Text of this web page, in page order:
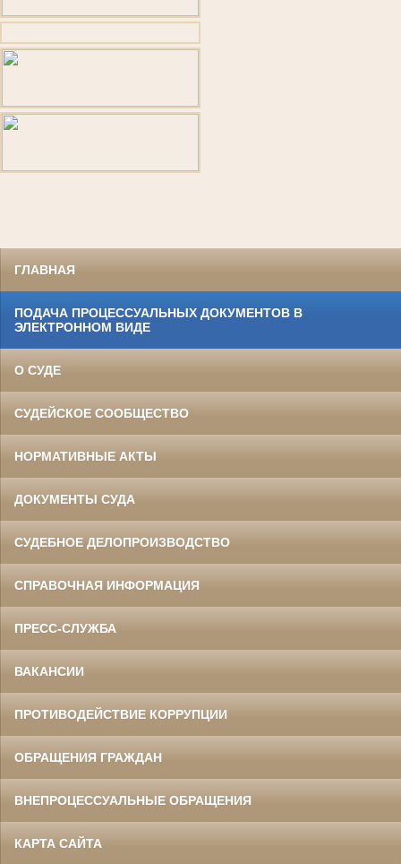
ГЛАВНАЯ
ПОДАЧА ПРОЦЕССУАЛЬНЫХ ДОКУМЕНТОВ В
ЭЛЕКТРОННОМ ВИДЕ
О СУДЕ
СУДЕЙСКОЕ СООБЩЕСТВО
НОРМАТИВНЫЕ АКТЫ
ДОКУМЕНТЫ СУДА
СУДЕБНОЕ ДЕЛОПРОИЗВОДСТВО
СПРАВОЧНАЯ ИНФОРМАЦИЯ
ПРЕСС-СЛУЖБА
ВАКАНСИИ
ПРОТИВОДЕЙСТВИЕ КОРРУПЦИИ
ОБРАЩЕНИЯ ГРАЖДАН
ВНЕПРОЦЕССУАЛЬНЫЕ ОБРАЩЕНИЯ
КАРТА САЙТА